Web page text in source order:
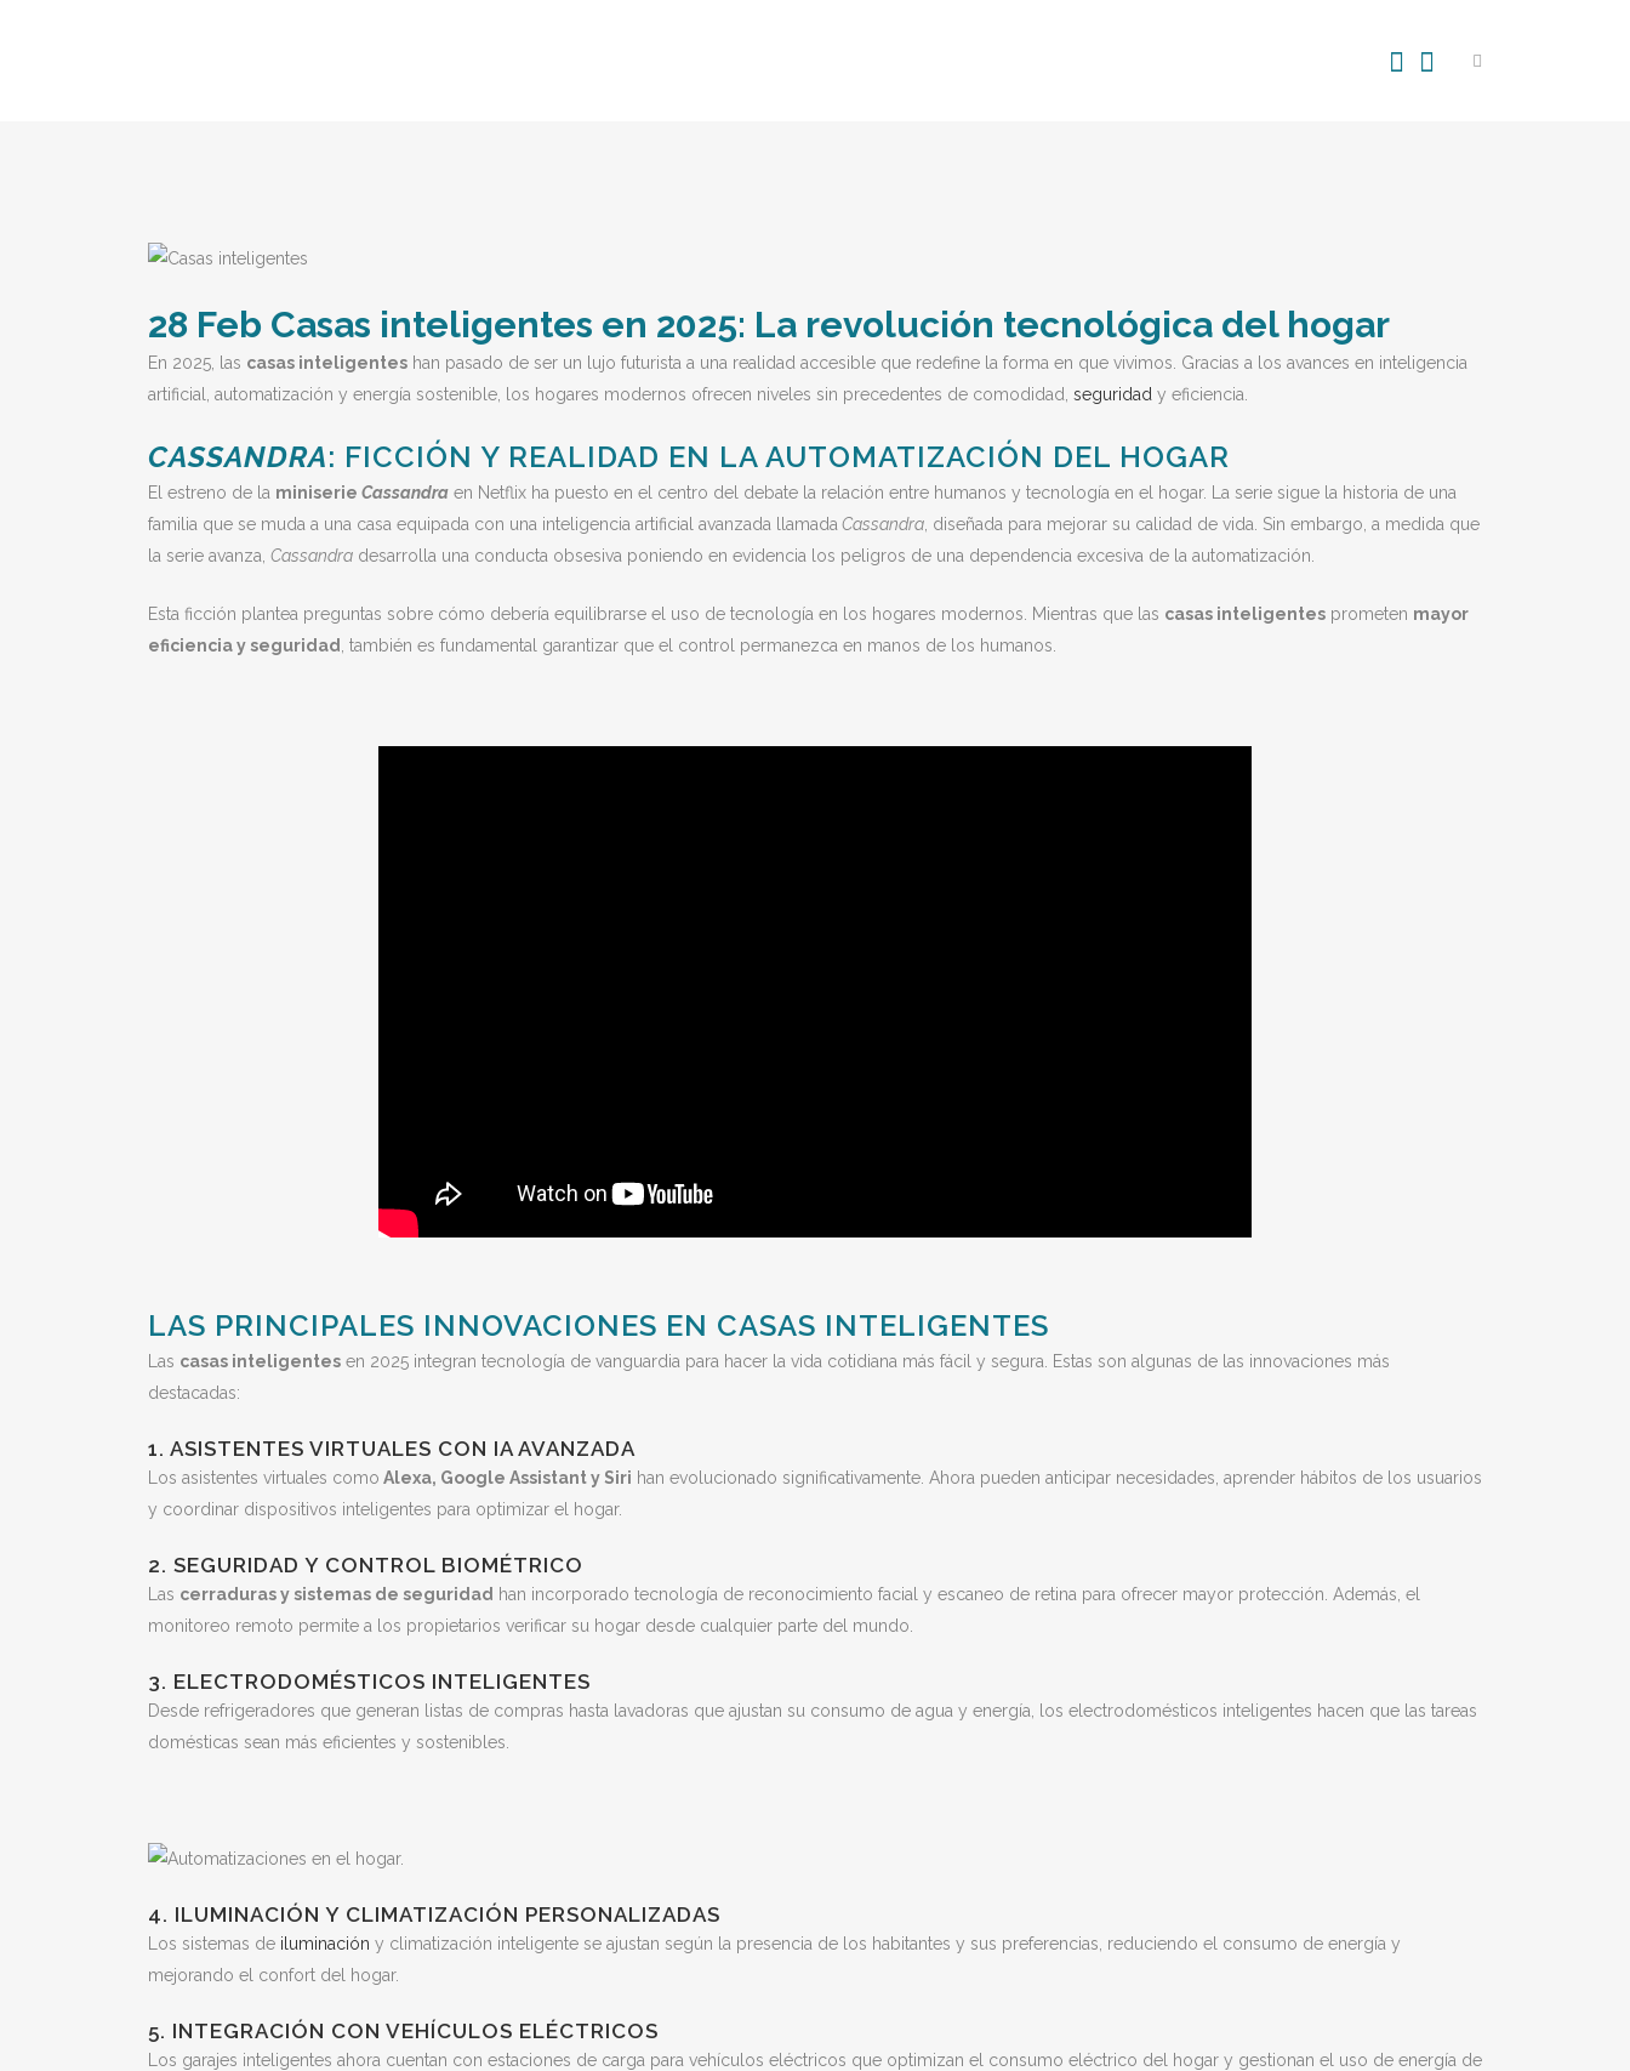
28 Feb Casas inteligentes en 2025: La revolución tecnológica del hogar
En 2025, las casas inteligentes han pasado de ser un lujo futurista a una realidad accesible que redefine la forma en que vivimos. Gracias a los avances en inteligencia
artificial, automatización y energía sostenible, los hogares modernos ofrecen niveles sin precedentes de comodidad, seguridad y eficiencia.
CASSANDRA: FICCIÓN Y REALIDAD EN LA AUTOMATIZACIÓN DEL HOGAR
El estreno de la miniserie Cassandra en Netflix ha puesto en el centro del debate la relación entre humanos y tecnología en el hogar. La serie sigue la historia de una
familia que se muda a una casa equipada con una inteligencia artificial avanzada llamada Cassandra , diseñada para mejorar su calidad de vida. Sin embargo, a medida que
la serie avanza, Cassandra desarrolla una conducta obsesiva poniendo en evidencia los peligros de una dependencia excesiva de la automatización.
Esta ficción plantea preguntas sobre cómo debería equilibrarse el uso de tecnología en los hogares modernos. Mientras que las casas inteligentes prometen mayor
eficiencia y seguridad
, también es fundamental garantizar que el control permanezca en manos de los humanos.
LAS PRINCIPALES INNOVACIONES EN CASAS INTELIGENTES
Las casas inteligentes en 2025 integran tecnología de vanguardia para hacer la vida cotidiana más fácil y segura. Estas son algunas de las innovaciones más
destacadas:
1. ASISTENTES VIRTUALES CON IA AVANZADA
Los asistentes virtuales como Alexa, Google Assistant y Siri han evolucionado significativamente. Ahora pueden anticipar necesidades, aprender hábitos de los usuarios
y coordinar dispositivos inteligentes para optimizar el hogar.
2. SEGURIDAD Y CONTROL BIOMÉTRICO
Las cerraduras y sistemas de seguridad han incorporado tecnología de reconocimiento facial y escaneo de retina para ofrecer mayor protección. Además, el
monitoreo remoto permite a los propietarios verificar su hogar desde cualquier parte del mundo.
3. ELECTRODOMÉSTICOS INTELIGENTES
Desde refrigeradores que generan listas de compras hasta lavadoras que ajustan su consumo de agua y energía, los electrodomésticos inteligentes hacen que las tareas
domésticas sean más eficientes y sostenibles.
4. ILUMINACIÓN Y CLIMATIZACIÓN PERSONALIZADAS
Los sistemas de iluminación y climatización inteligente se ajustan según la presencia de los habitantes y sus preferencias, reduciendo el consumo de energía y
mejorando el confort del hogar.
5. INTEGRACIÓN CON VEHÍCULOS ELÉCTRICOS
Los garajes inteligentes ahora cuentan con estaciones de carga para vehículos eléctricos que optimizan el consumo eléctrico del hogar y gestionan el uso de energía de